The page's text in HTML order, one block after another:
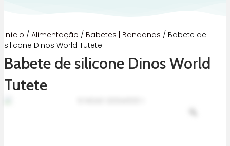
Início / Alimentação / Babetes | Bandanas / Babete de
silicone Dinos World Tutete
Babete de silicone Dinos World
Tutete